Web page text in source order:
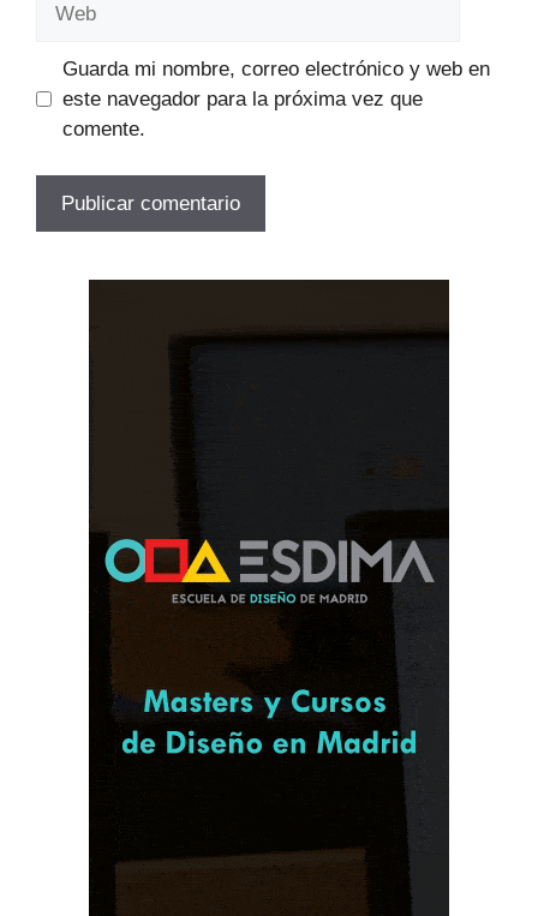
Guarda mi nombre, correo electrónico y web en
este navegador para la próxima vez que
comente.